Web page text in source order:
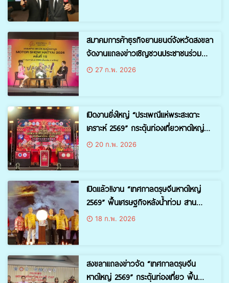
สมาคมการค้าธุรกิจยานยนต์จังหวัดสงขลา
จัดงานแถลงข่าวเชิญชวนประชาชนร่วม
ปลุกเมืองกับมหกรรมยานยนต์แห่งปี
27 ก.พ. 2026
เปิดงานยิ่งใหญ่ “ประเพณีแห่พระสะเดาะ
เคราะห์ 2569” กระตุ้นท่องเที่ยวหาดใหญ่
สืบสานศรัทธาชุมชนไทย–จีน
20 ก.พ. 2026
เปิดแล้ว!!งาน “เทศกาลตรุษจีนหาดใหญ่
2569” ฟื้นเศรษฐกิจหลังน้ำท่วม สาน
สัมพันธ์ไทย–จีน สร้างความคึกคักคืนเมือง
18 ก.พ. 2026
สงขลาแถลงข่าวจัด “เทศกาลตรุษจีน
หาดใหญ่ 2569” กระตุ้นท่องเที่ยว ฟื้น